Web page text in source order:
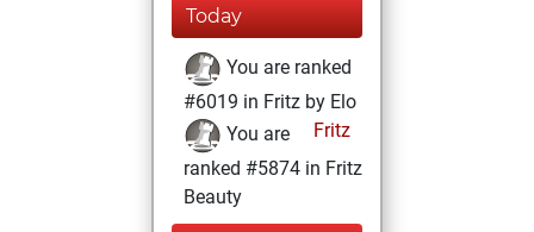
Today
You are ranked
#6019 in Fritz by Elo
Fritz
You are
ranked #5874 in Fritz
Beauty